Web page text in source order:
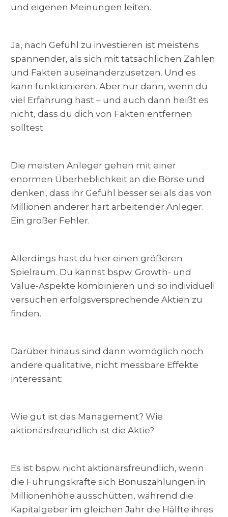
und eigenen Meinungen leiten.
Ja, nach Gefühl zu investieren ist meistens
spannender, als sich mit tatsächlichen Zahlen
und Fakten auseinanderzusetzen. Und es
kann funktionieren. Aber nur dann, wenn du
viel Erfahrung hast – und auch dann heißt es
nicht, dass du dich von Fakten entfernen
solltest.
Die meisten Anleger gehen mit einer
enormen Überheblichkeit an die Börse und
denken, dass ihr Gefühl besser sei als das von
Millionen anderer hart arbeitender Anleger.
Ein großer Fehler.
Allerdings hast du hier einen größeren
Spielraum. Du kannst bspw. Growth- und
Value-Aspekte kombinieren und so individuell
versuchen erfolgsversprechende Aktien zu
finden.
Darüber hinaus sind dann womöglich noch
andere qualitative, nicht messbare Effekte
interessant:
Wie gut ist das Management? Wie
aktionärsfreundlich ist die Aktie?
Es ist bspw. nicht aktionärsfreundlich, wenn
die Führungskräfte sich Bonuszahlungen in
Millionenhöhe ausschütten, während die
Kapitalgeber im gleichen Jahr die Hälfte ihres